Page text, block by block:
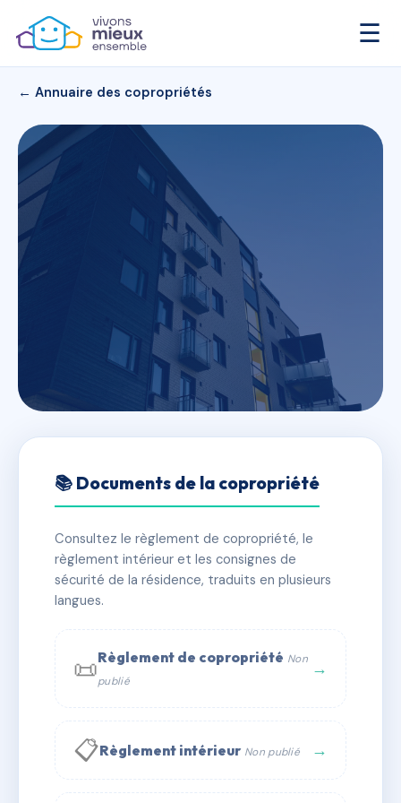
☰
← Annuaire des copropriétés
SDC 14 LOGELBACH
✓ Immatriculée 🏠 30 lots 🏗 1 bâtiment(s)
📞 Contacter Syndic Digital
📚 Documents de la copropriété
Consultez le règlement de copropriété, le
règlement intérieur et les consignes de
sécurité de la résidence, traduits en plusieurs
langues.
📜Règlement de copropriété Non
publié
→
📋Règlement intérieur Non publié →